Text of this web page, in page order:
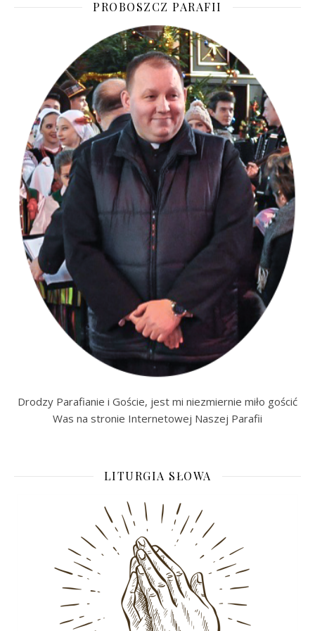
PROBOSZCZ PARAFII
Drodzy Parafianie i Goście, jest mi niezmiernie miło gościć
Was na stronie Internetowej Naszej Parafii
LITURGIA SŁOWA